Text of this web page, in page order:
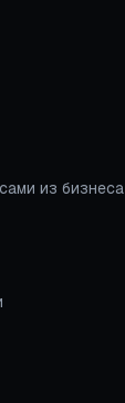
из бизнеса